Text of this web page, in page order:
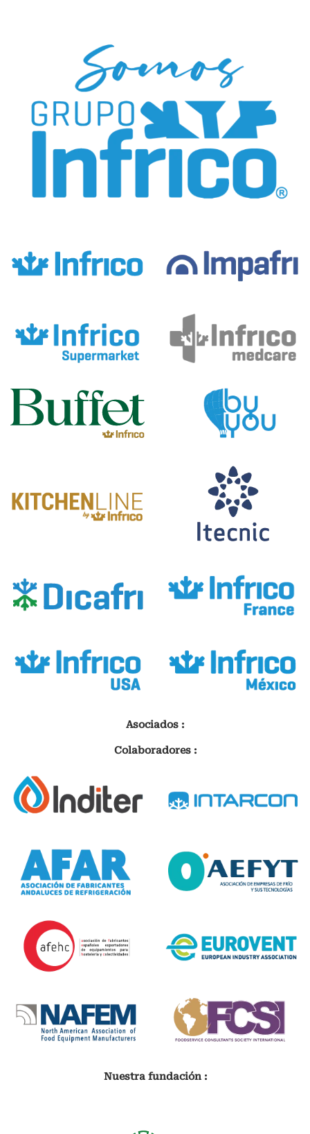
Asociados :
Colaboradores :
Nuestra fundación :